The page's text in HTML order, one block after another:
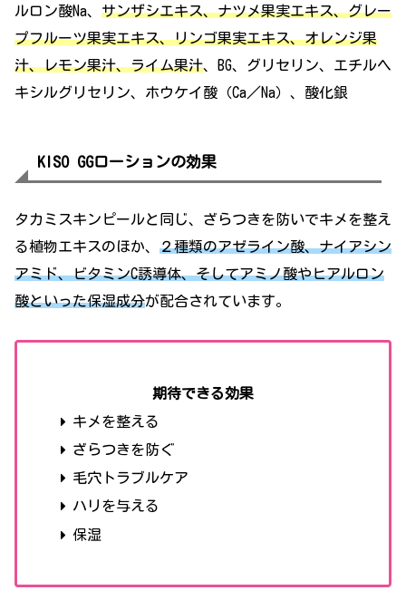
ルロン酸Na、 サンザシエキス、ナツメ果実エキス、グレー
プフルーツ果実エキス、リンゴ果実エキス、オレンジ果
汁、レモン果汁、ライム果汁、BG、グリセリン、エチルヘ
キシルグリセリン、ホウケイ酸（Ca／Na）、酸化銀
KISO GGローションの効果
タカミスキンピールと同じ、ざらつきを防いでキメを整え
る植物エキスのほか、 ２種類のアゼライン酸、ナイアシン
アミド、ビタミンC誘導体、そしてアミノ酸やヒアルロン
酸といった保湿成分が配合されています。
期待できる効果
キメを整える
ざらつきを防ぐ
毛穴トラブルケア
ハリを与える
保湿